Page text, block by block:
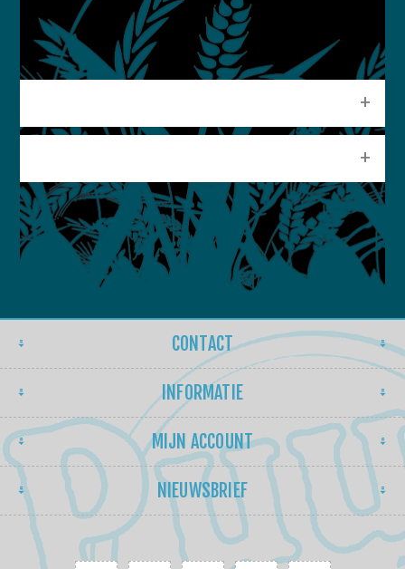
CONTACT
INFORMATIE
MIJN ACCOUNT
NIEUWSBRIEF